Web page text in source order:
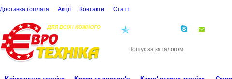
Доставка і оплата Акції Контакти Статті